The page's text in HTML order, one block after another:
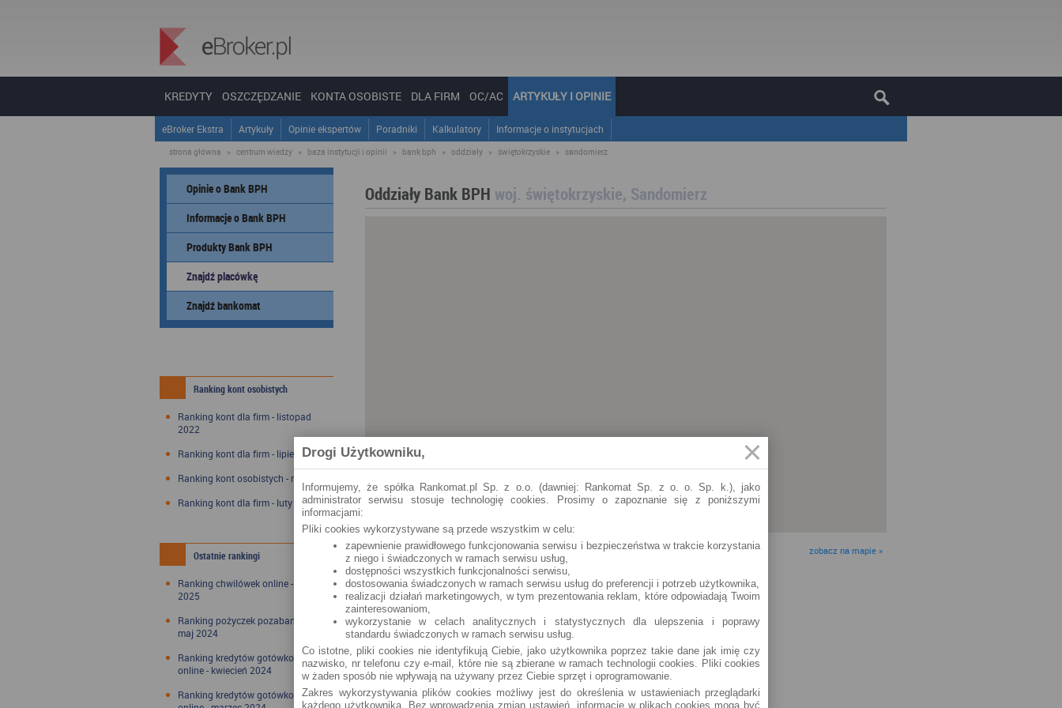
KREDYTY OSZCZĘDZANIE KONTA OSOBISTE DLA FIRM OC/AC ARTYKUŁY I OPINIE
eBroker Ekstra Artykuły Opinie ekspertów Poradniki Kalkulatory Informacje o instytucjach
strona główna » centrum wiedzy » baza instytucji i opinii » bank bph » oddziały » świętokrzyskie » sandomierz
Opinie o Bank BPH
Informacje o Bank BPH
Produkty Bank BPH
Znajdź placówkę
Znajdź bankomat
Ranking kont osobistych
Ranking kont dla firm - listopad
2022
Ranking kont dla firm - lipiec 2022
Ranking kont osobistych - maj 2022
Ranking kont dla firm - luty 2022
Ostatnie rankingi
Ranking chwilówek online - styczeń
2025
Ranking pożyczek pozabankowych -
maj 2024
Ranking kredytów gotówkowych
online - kwiecień 2024
Ranking kredytów gotówkowych
Oddziały Bank BPH woj. świętokrzyskie, Sandomierz
Sandomierz Zawichojska 13 zobacz na mapie »
Drogi Użytkowniku,
Informujemy, że spółka Rankomat.pl Sp. z o.o. (dawniej: Rankomat Sp. z o. o. Sp. k.), jako
administrator serwisu stosuje technologię cookies. Prosimy o zapoznanie się z poniższymi
informacjami:
Pliki cookies wykorzystywane są przede wszystkim w celu:
zapewnienie prawidłowego funkcjonowania serwisu i bezpieczeństwa w trakcie korzystania
z niego i świadczonych w ramach serwisu usług,
dostępności wszystkich funkcjonalności serwisu,
dostosowania świadczonych w ramach serwisu usług do preferencji i potrzeb użytkownika,
realizacji działań marketingowych, w tym prezentowania reklam, które odpowiadają Twoim
zainteresowaniom,
wykorzystanie w celach analitycznych i statystycznych dla ulepszenia i poprawy
standardu świadczonych w ramach serwisu usług.
Co istotne, pliki cookies nie identyfikują Ciebie, jako użytkownika poprzez takie dane jak imię czy
nazwisko, nr telefonu czy e-mail, które nie są zbierane w ramach technologii cookies. Pliki cookies
w żaden sposób nie wpływają na używany przez Ciebie sprzęt i oprogramowanie.
Zakres wykorzystywania plików cookies możliwy jest do określenia w ustawieniach przeglądarki
każdego użytkownika. Bez wprowadzenia zmian ustawień, informacje w plikach cookies mogą być